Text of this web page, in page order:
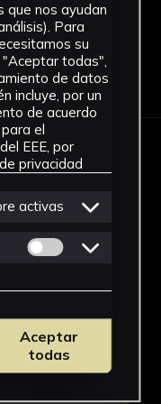
que nos ayudan
Para
su
"Aceptar todas",
de datos
incluye, por un
de acuerdo
el
EEE, por
privacidad
activas
Permitir cookies
Aceptar
todas